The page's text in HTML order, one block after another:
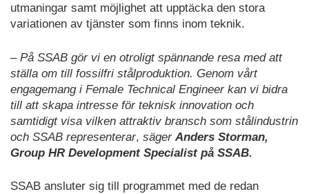
utmaningar samt möjlighet att upptäcka den stora
variationen av tjänster som finns inom teknik.
– På SSAB gör vi en otroligt spännande resa med att
ställa om till fossilfri stålproduktion. Genom vårt
engagemang i Female Technical Engineer kan vi bidra
till att skapa intresse för teknisk innovation och
samtidigt visa vilken attraktiv bransch som stålindustrin
och SSAB representerar, säger Anders Storman,
Group HR Development Specialist på SSAB.
SSAB ansluter sig till programmet med de redan